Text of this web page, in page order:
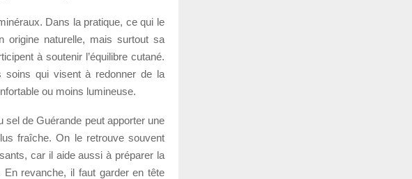
Dans la pratique, ce qui le
origine naturelle, mais surtout sa
à soutenir l’équilibre cutané.
soins qui visent à redonner de la
ou moins lumineuse.
sel de Guérande peut apporter une
fraîche. On le retrouve souvent
car il aide aussi à préparer la
revanche, il faut garder en tête